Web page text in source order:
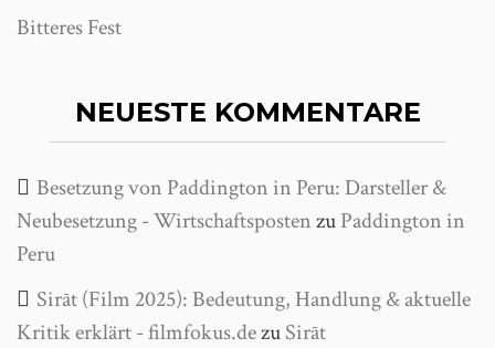
Bitteres Fest
NEUESTE KOMMENTARE
Besetzung von Paddington in Peru: Darsteller &
Neubesetzung - WirtschaftspostenzuPaddington in
Peru
Sirāt (Film 2025): Bedeutung, Handlung & aktuelle
Kritik erklärt - filmfokus.dezuSirāt